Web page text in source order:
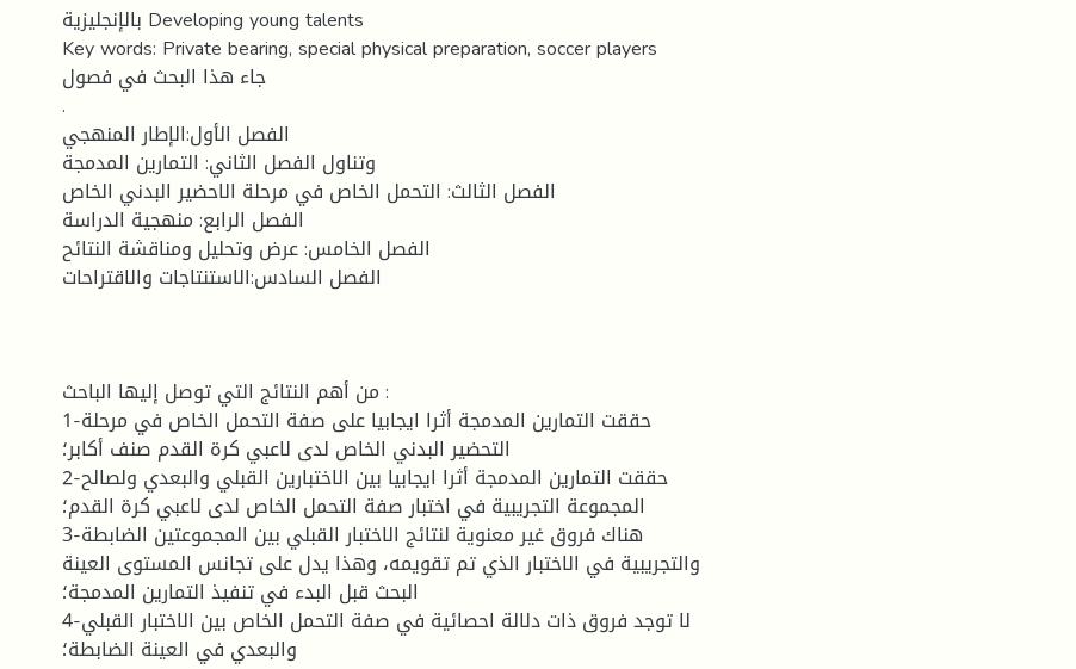
بالإنجليزية Developing young talents
Key words: Private bearing, special physical preparation, soccer players
جاء هذا البحث في فصول
.
الفصل الأول:الإطار المنهجي
وتناول الفصل الثاني: التمارين المدمجة
الفصل الثالث: التحمل الخاص في مرحلة الاحضير البدني الخاص
الفصل الرابع: منهجية الدراسة
الفصل الخامس: عرض وتحليل ومناقشة النتائح
الفصل السادس:الاستنتاجات والاقتراحات
من أهم النتائج التي توصل إليها الباحث :
1-حققت التمارين المدمجة أثرا ايجابيا على صفة التحمل الخاص في مرحلة
التحضير البدني الخاص لدى لاعبي كرة القدم صنف أكابر؛
2-حققت التمارين المدمجة أثرا ايجابيا بين الاختبارين القبلي والبعدي ولصالح
المجموعة التجريبية في اختبار صفة التحمل الخاص لدى لاعبي كرة القدم؛
3-هناك فروق غير معنوية لنتائج الاختبار القبلي بين المجموعتين الضابطة
والتجريبية في الاختبار الذي تم تقويمه، وهذا يدل على تجانس المستوى العينة
البحث قبل البدء في تنفيذ التمارين المدمجة؛
4-لا توجد فروق ذات دلالة احصائية في صفة التحمل الخاص بين الاختبار القبلي
والبعدي في العينة الضابطة؛